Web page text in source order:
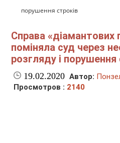
порушення строків
Справа «діамантових
поміняла суд через
розгляду і порушення
19.02.2020 Автор:
Просмотров : 2140